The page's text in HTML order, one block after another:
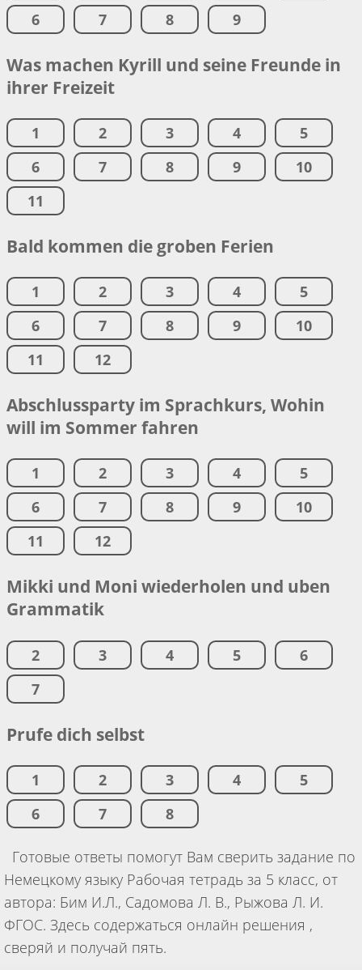
6
7 8 9
Was machen Kyrill und seine Freunde in
ihrer Freizeit
1 2 3 4
5
6
7 8 9
10
11
Bald kommen die groben Ferien
1 2 3 4
5
6
7 8 9
10
11
12
Abschlussparty im Sprachkurs, Wohin
will im Sommer fahren
1 2 3 4
5
6
7 8 9
10
11
12
Mikki und Moni wiederholen und uben
Grammatik
2 3 4 5
6
7
Prufe dich selbst
1 2 3 4
5
6
7 8
Готовые ответы помогут Вам сверить задание по
Немецкому языку Рабочая тетрадь за 5 класс, от
автора: Бим И.Л., Садомова Л. В., Рыжова Л. И.
ФГОС. Здесь содержаться онлайн решения ,
сверяй и получай пять.